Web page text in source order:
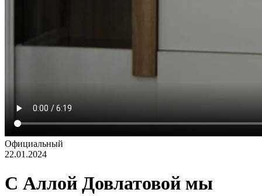
Официальный
22.01.2024
С Аллой Довлатовой мы